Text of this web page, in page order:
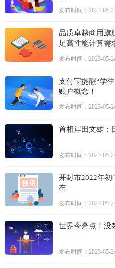
发布时间：2023-05-
品质卓越商用旗
足高性能计算需
发布时间：2023-05-
支付宝提醒“学
账户概念！
发布时间：2023-05-
首相岸田文雄：
发布时间：2023-05-
开封市2022年初
布
发布时间：2023-05-
世界今亮点！没
发布时间：2023-05-